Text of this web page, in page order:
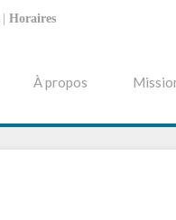
Horaires
À propos